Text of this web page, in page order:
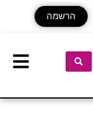
הרשמה